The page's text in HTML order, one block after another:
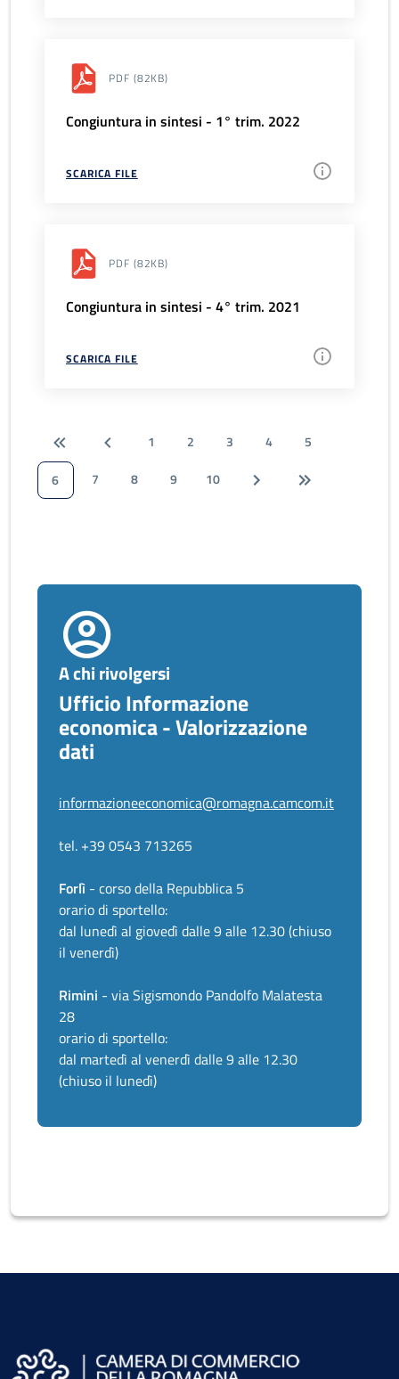
PDF (82KB)
Congiuntura in sintesi - 1° trim. 2022
SCARICA FILE
PDF (82KB)
Congiuntura in sintesi - 4° trim. 2021
SCARICA FILE
1 2 3 4
5
6
7 8 9 10
A chi rivolgersi
Ufficio Informazione
economica - Valorizzazione
dati
informazioneeconomica@romagna.camcom.it
tel. +39 0543 713265
Forlì - corso della Repubblica 5
orario di sportello:
dal lunedì al giovedì dalle 9 alle 12.30 (chiuso
il venerdì)
Rimini - via Sigismondo Pandolfo Malatesta
28
orario di sportello:
dal martedì al venerdì dalle 9 alle 12.30
(chiuso il lunedì)